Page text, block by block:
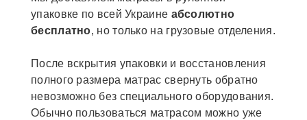
упаковке по всей Украине абсолютно
бесплатно, но только на грузовые отделения.
После вскрытия упаковки и восстановления
полного размера матрас свернуть обратно
невозможно без специального оборудования.
Обычно пользоваться матрасом можно уже